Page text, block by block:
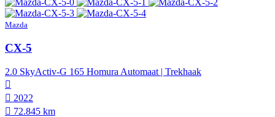
Mazda
CX-5
2.0 SkyActiv-G 165 Homura Automaat | Trekhaak
2022
72.845 km